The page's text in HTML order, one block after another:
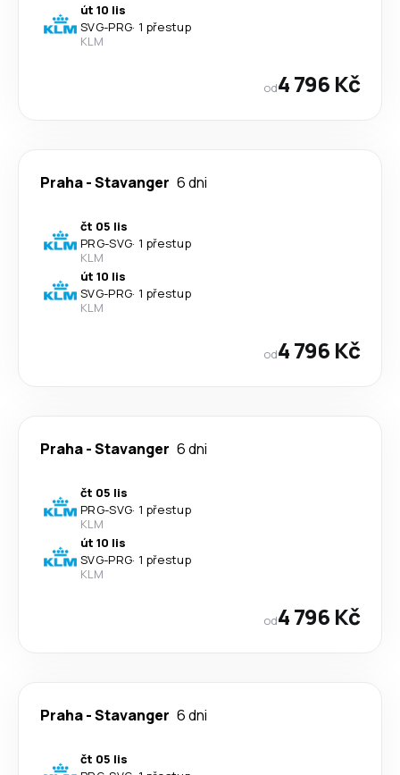
út 10 lis
SVG-PRG· 1 přestup
KLM
od4 796 Kč
Praha-Stavanger 6 dni
čt 05 lis
PRG-SVG· 1 přestup
KLM
út 10 lis
SVG-PRG· 1 přestup
KLM
od4 796 Kč
Praha-Stavanger 6 dni
čt 05 lis
PRG-SVG· 1 přestup
KLM
út 10 lis
SVG-PRG· 1 přestup
KLM
od4 796 Kč
Praha-Stavanger 6 dni
čt 05 lis